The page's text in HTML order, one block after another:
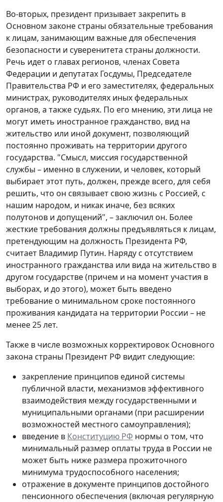
Во-вторых, президент призывает закрепить в
Основном законе страны обязательные требования
к лицам, занимающим важные для обеспечения
безопасности и суверенитета страны должности.
Речь идет о главах регионов, членах Совета
Федерации и депутатах Госдумы, Председателе
Правительства РФ и его заместителях, федеральных
министрах, руководителях иных федеральных
органов, а также судьях. По его мнению, эти лица не
могут иметь иностранное гражданство, вид на
жительство или иной документ, позволяющий
постоянно проживать на территории другого
государства. "Смысл, миссия государственной
службы – именно в служении, и человек, который
выбирает этот путь, должен, прежде всего, для себя
решить, что он связывает свою жизнь с Россией, с
нашим народом, и никак иначе, без всяких
полутонов и допущений", – заключил он. Более
жесткие требования должны предъявляться к лицам,
претендующим на должность Президента РФ,
считает Владимир Путин. Наряду с отсутствием
иностранного гражданства или вида на жительство в
другом государстве (причем и на момент участия в
выборах, и до этого), может быть введено
требование о минимальном сроке постоянного
проживания кандидата на территории России – не
менее 25 лет.
Также в числе возможных корректировок Основного
закона страны Президент РФ видит следующие:
закрепление принципов единой системы
публичной власти, механизмов эффективного
взаимодействия между государственными и
муниципальными органами (при расширении
возможностей местного самоуправления);
введение в Конституцию РФ нормы о том, что
минимальный размер оплаты труда в России не
может быть ниже размера прожиточного
минимума трудоспособного населения;
отражение в документе принципов достойного
пенсионного обеспечения (включая регулярную